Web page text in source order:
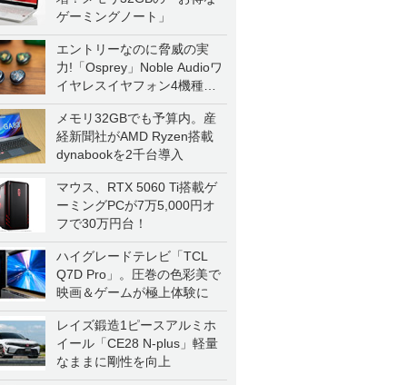
ゲーミングノート」
エントリーなのに脅威の実
力!「Osprey」Noble Audioワ
イヤレスイヤフォン4機種を
一気に聴く
メモリ32GBでも予算内。産
経新聞社がAMD Ryzen搭載
dynabookを2千台導入
マウス、RTX 5060 Ti搭載ゲ
ーミングPCが7万5,000円オ
フで30万円台！
ハイグレードテレビ「TCL
Q7D Pro」。圧巻の色彩美で
映画＆ゲームが極上体験に
レイズ鍛造1ピースアルミホ
イール「CE28 N-plus」軽量
なままに剛性を向上